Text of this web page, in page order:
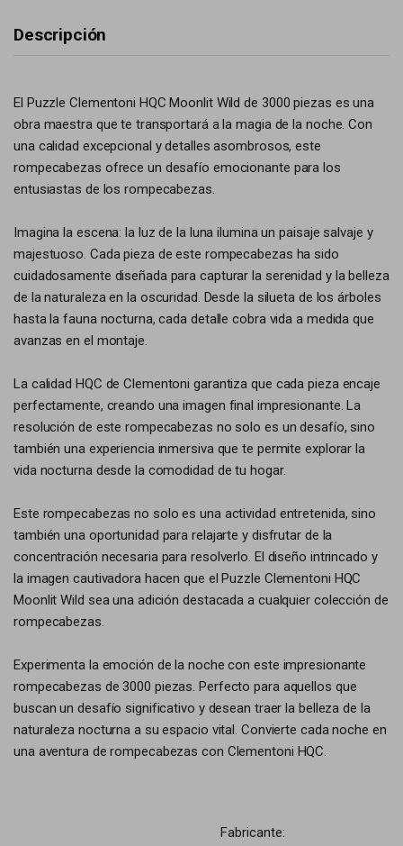
Descripción
El Puzzle Clementoni HQC Moonlit Wild de 3000 piezas es una
obra maestra que te transportará a la magia de la noche. Con
una calidad excepcional y detalles asombrosos, este
rompecabezas ofrece un desafío emocionante para los
entusiastas de los rompecabezas.
Imagina la escena: la luz de la luna ilumina un paisaje salvaje y
majestuoso. Cada pieza de este rompecabezas ha sido
cuidadosamente diseñada para capturar la serenidad y la belleza
de la naturaleza en la oscuridad. Desde la silueta de los árboles
hasta la fauna nocturna, cada detalle cobra vida a medida que
avanzas en el montaje.
La calidad HQC de Clementoni garantiza que cada pieza encaje
perfectamente, creando una imagen final impresionante. La
resolución de este rompecabezas no solo es un desafío, sino
también una experiencia inmersiva que te permite explorar la
vida nocturna desde la comodidad de tu hogar.
Este rompecabezas no solo es una actividad entretenida, sino
también una oportunidad para relajarte y disfrutar de la
concentración necesaria para resolverlo. El diseño intrincado y
la imagen cautivadora hacen que el Puzzle Clementoni HQC
Moonlit Wild sea una adición destacada a cualquier colección de
rompecabezas.
Experimenta la emoción de la noche con este impresionante
rompecabezas de 3000 piezas. Perfecto para aquellos que
buscan un desafío significativo y desean traer la belleza de la
naturaleza nocturna a su espacio vital. Convierte cada noche en
una aventura de rompecabezas con Clementoni HQC.
Fabricante: